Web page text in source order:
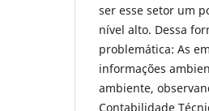
ser esse setor um
nível alto. Dessa
problemática: As
informações
ambiente,
Contabilidade